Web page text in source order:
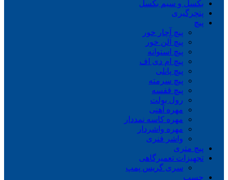
بکسل و سیم بکسل
پنچرگیری
پیچ
پیچ آچار خور
پیچ آلن خور
پیچ استوانه
پیچ ام دی اف
پیچ پانلی
پیچ سرمته
پیچ قفسه
رول بولت
مهره آهنی
مهره کاسه نمددار
مهره واشردار
واشر فنری
پیچ متری
تجهیزات تعمیرگاهی
سری گریس پمپ
چسب